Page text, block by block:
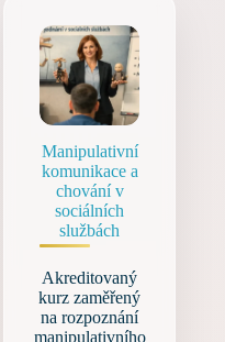
Manipulativní
komunikace a
chování v
sociálních
službách
Akreditovaný
kurz zaměřený
na rozpoznání
manipulativního